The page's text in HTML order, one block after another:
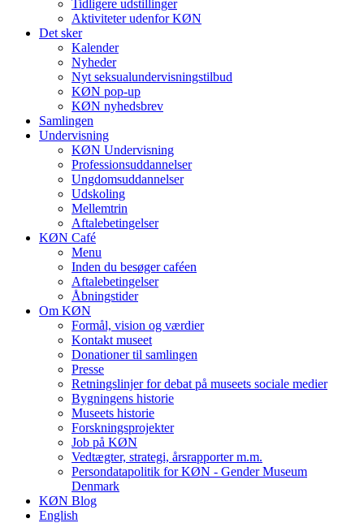
Tidligere udstillinger
Aktiviteter udenfor KØN
Det sker
Kalender
Nyheder
Nyt seksualundervisningstilbud
KØN pop-up
KØN nyhedsbrev
Samlingen
Undervisning
KØN Undervisning
Professionsuddannelser
Ungdomsuddannelser
Udskoling
Mellemtrin
Aftalebetingelser
KØN Café
Menu
Inden du besøger caféen
Aftalebetingelser
Åbningstider
Om KØN
Formål, vision og værdier
Kontakt museet
Donationer til samlingen
Presse
Retningslinjer for debat på museets sociale medier
Bygningens historie
Museets historie
Forskningsprojekter
Job på KØN
Vedtægter, strategi, årsrapporter m.m.
Persondatapolitik for KØN - Gender Museum
Denmark
KØN Blog
English